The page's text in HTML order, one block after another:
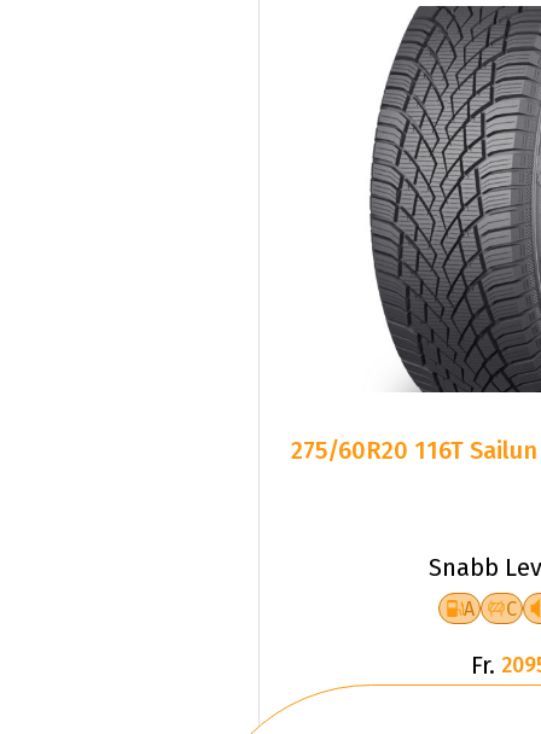
275/60R20 116T Sailun
Snabb
A C
Fr.